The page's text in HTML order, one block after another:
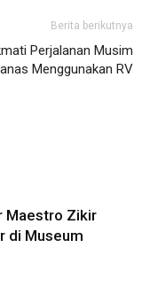
Berita berikutnya
Perjalanan Musim
Menggunakan RV
Maestro Zikir
di Museum